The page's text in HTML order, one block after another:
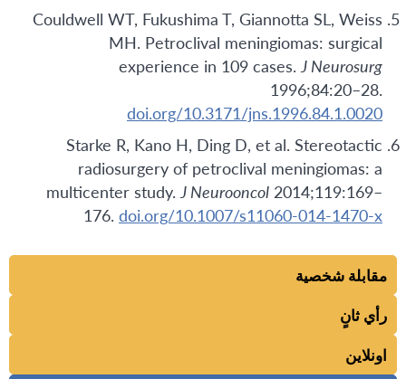
Couldwell WT, Fukushima T, Giannotta SL, Weiss
MH. Petroclival meningiomas: surgical
experience in 109 cases.J Neurosurg
1996;84:20–28.
doi.org/10.3171/jns.1996.84.1.0020
Starke R, Kano H, Ding D, et al. Stereotactic
radiosurgery of petroclival meningiomas: a
multicenter study. J Neurooncol 2014;119:169–
176. doi.org/10.1007/s11060-014-1470-x
مقابلة شخصية
رأي ثانٍ
اونلاين